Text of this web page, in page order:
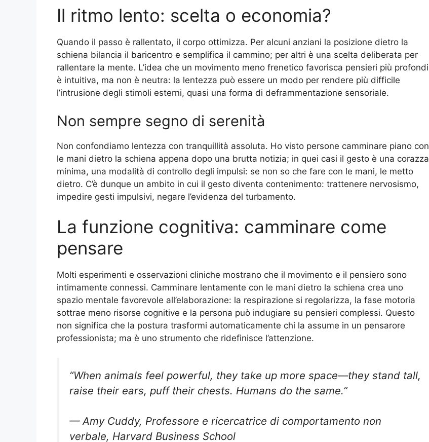
Il ritmo lento: scelta o economia?
Quando il passo è rallentato, il corpo ottimizza. Per alcuni anziani la posizione dietro la
schiena bilancia il baricentro e semplifica il cammino; per altri è una scelta deliberata per
rallentare la mente. L’idea che un movimento meno frenetico favorisca pensieri più profondi
è intuitiva, ma non è neutra: la lentezza può essere un modo per rendere più difficile
l’intrusione degli stimoli esterni, quasi una forma di deframmentazione sensoriale.
Non sempre segno di serenità
Non confondiamo lentezza con tranquillità assoluta. Ho visto persone camminare piano con
le mani dietro la schiena appena dopo una brutta notizia; in quei casi il gesto è una corazza
minima, una modalità di controllo degli impulsi: se non so che fare con le mani, le metto
dietro. C’è dunque un ambito in cui il gesto diventa contenimento: trattenere nervosismo,
impedire gesti impulsivi, negare l’evidenza del turbamento.
La funzione cognitiva: camminare come
pensare
Molti esperimenti e osservazioni cliniche mostrano che il movimento e il pensiero sono
intimamente connessi. Camminare lentamente con le mani dietro la schiena crea uno
spazio mentale favorevole all’elaborazione: la respirazione si regolarizza, la fase motoria
sottrae meno risorse cognitive e la persona può indugiare su pensieri complessi. Questo
non significa che la postura trasformi automaticamente chi la assume in un pensarore
professionista; ma è uno strumento che ridefinisce l’attenzione.
“When animals feel powerful, they take up more space—they stand tall,
raise their ears, puff their chests. Humans do the same.”
— Amy Cuddy, Professore e ricercatrice di comportamento non
verbale, Harvard Business School